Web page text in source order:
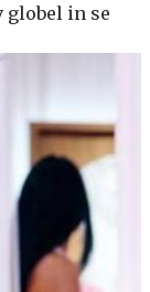
globel in se